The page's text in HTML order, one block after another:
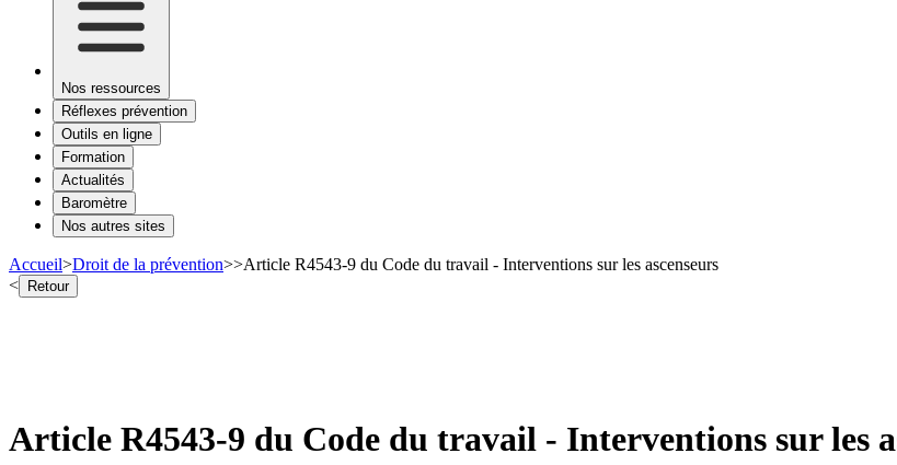
Nos ressources
Réflexes prévention
Outils en ligne
Formation
Actualités
Baromètre
Nos autres sites
Accueil>Droit de la prévention>>Article R4543-9 du Code du travail - Interventions sur les ascenseurs
< Retour
Article R4543-9 du Code du travail - Interventions sur les